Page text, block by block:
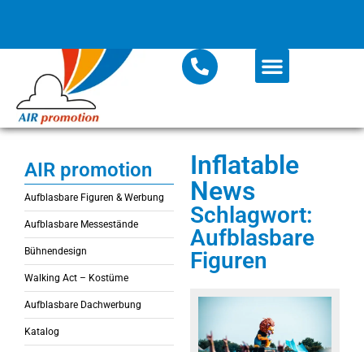
AIR promotion
Aufblasbare Figuren & Werbung
Aufblasbare Messestände
Bühnendesign
Walking Act – Kostüme
Aufblasbare Dachwerbung
Katalog
Inflatable
News
Schlagwort:
Aufblasbare
Figuren